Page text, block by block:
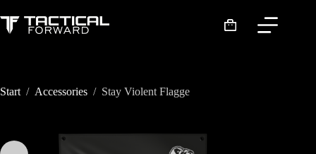
Inhalt
springen
Warenkorb
Start / Accessories / Stay Violent Flagge